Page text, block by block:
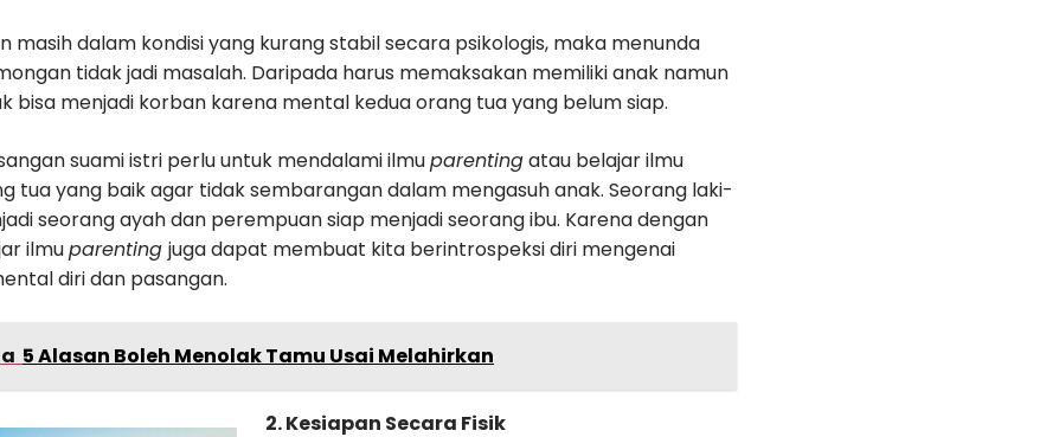
masih dalam kondisi yang kurang stabil secara psikologis, maka menunda
tidak jadi masalah. Daripada harus memaksakan memiliki anak namun
bisa menjadi korban karena mental kedua orang tua yang belum siap.
suami istri perlu untuk mendalami ilmuparentingatau belajar ilmu
tua yang baik agar tidak sembarangan dalam mengasuh anak. Seorang laki-
seorang ayah dan perempuan siap menjadi seorang ibu. Karena dengan
ilmuparenting juga dapat membuat kita berintrospeksi diri mengenai
diri dan pasangan.
5 Alasan Boleh Menolak Tamu Usai Melahirkan
2. Kesiapan Secara Fisik